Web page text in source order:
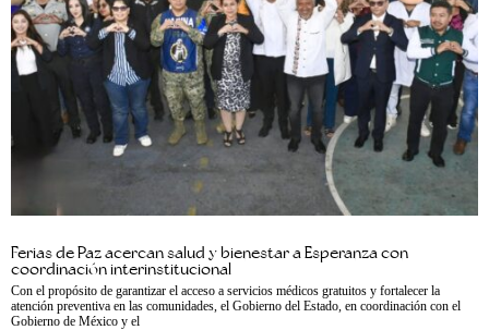
Ferias de Paz acercan salud y bienestar a Esperanza con
coordinación interinstitucional
Con el propósito de garantizar el acceso a servicios médicos gratuitos y fortalecer la
atención preventiva en las comunidades, el Gobierno del Estado, en coordinación con el
Gobierno de México y el